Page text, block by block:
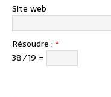
Site web
Résoudre : *
38 ⁄ 19 =